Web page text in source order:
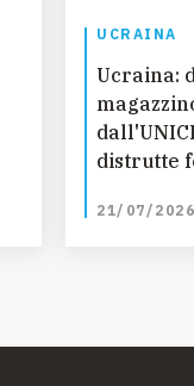
UCRAINA
Ucraina:
distrutte
21/07/2026